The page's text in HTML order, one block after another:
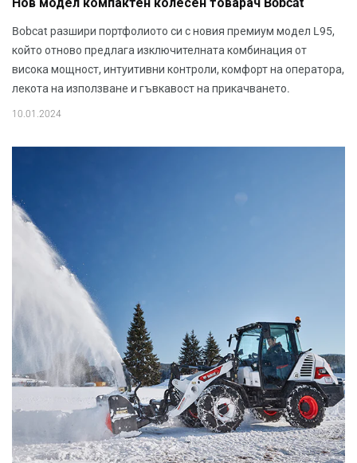
Bobcat разшири портфолиото си с новия премиум модел L95,
който отново предлага изключителната комбинация от
висока мощност, интуитивни контроли, комфорт на оператора,
лекота на използване и гъвкавост на прикачването.
10.01.2024